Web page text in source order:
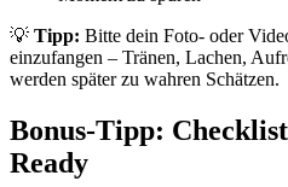
💡 Tipp: Bitte dein Foto- oder
einzufangen – Tränen, Lachen,
werden später zu wahren Schätzen.
Bonus-Tipp:
Ready